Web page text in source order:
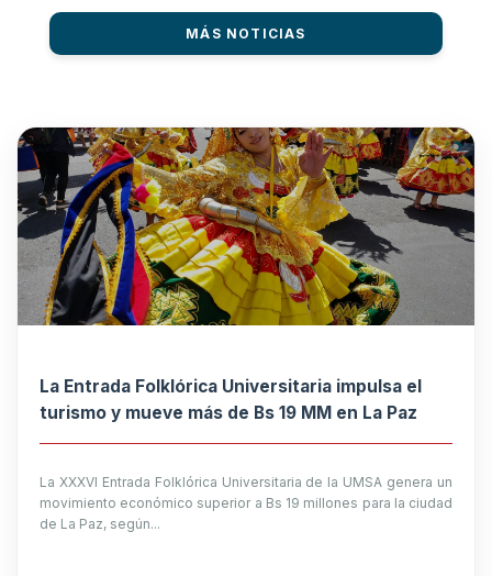
MÁS NOTICIAS
La Entrada Folklórica Universitaria impulsa el
turismo y mueve más de Bs 19 MM en La Paz
La XXXVI Entrada Folklórica Universitaria de la UMSA genera un
movimiento económico superior a Bs 19 millones para la ciudad
de La Paz, según...